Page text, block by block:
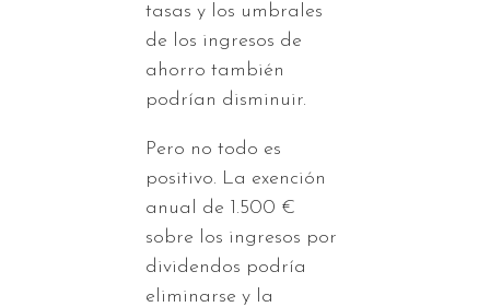
tasas y los umbrales
de los ingresos de
ahorro también
podrían disminuir.
Pero no todo es
positivo. La exención
anual de 1.500 €
sobre los ingresos por
dividendos podría
eliminarse y la